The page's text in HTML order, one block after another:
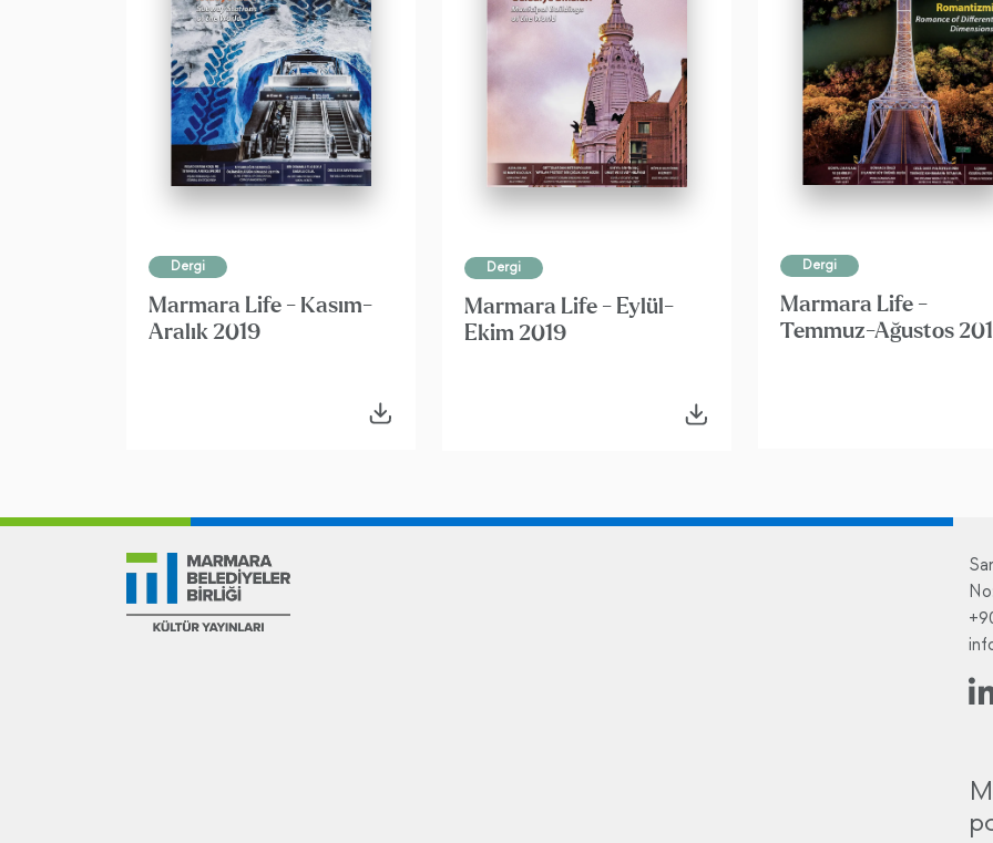
Dergi
Marmara Life - Kasım-
Aralık 2019
Dergi
Marmara Life - Eylül-
Ekim 2019
Dergi
Marmara Life -
Temmuz-Ağustos